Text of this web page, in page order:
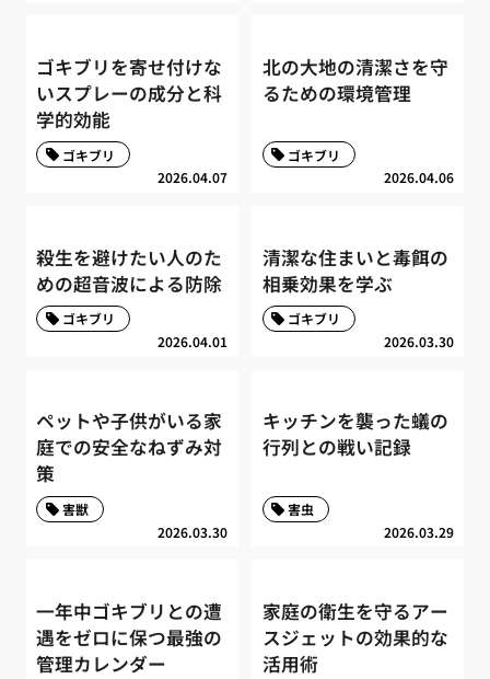
ゴキブリを寄せ付けな
いスプレーの成分と科
学的効能
2026.04.07
ゴキブリ
北の大地の清潔さを守
るための環境管理
2026.04.06
ゴキブリ
殺生を避けたい人のた
めの超音波による防除
2026.04.01
ゴキブリ
清潔な住まいと毒餌の
相乗効果を学ぶ
2026.03.30
ゴキブリ
ペットや子供がいる家
庭での安全なねずみ対
策
2026.03.30
害獣
キッチンを襲った蟻の
行列との戦い記録
2026.03.29
害虫
一年中ゴキブリとの遭
遇をゼロに保つ最強の
管理カレンダー
家庭の衛生を守るアー
スジェットの効果的な
活用術